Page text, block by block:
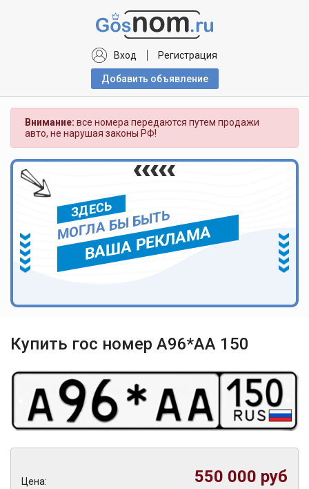
Вход Регистрация
Добавить объявлениe
Внимание: все номера передаются путем продажи
авто, не нарушая законы РФ!
ЗДЕСЬ
МОГЛА БЫ БЫТЬ
ВАША РЕКЛАМА
Купить гос номер А96*АА 150
Цена: 550 000 руб